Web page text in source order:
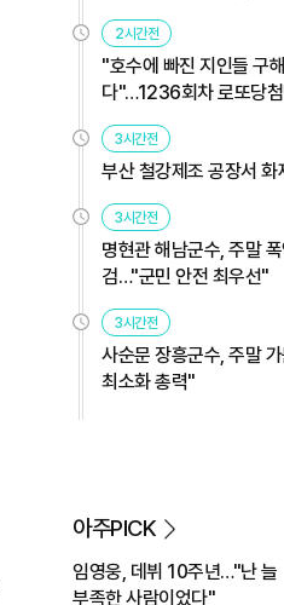
外
2시간전
"호수에 빠진 지인들 구
다"…1236회차 로또당
3시간전
부산 철강제조 공장서
3시간전
명현관 해남군수, 주말
검…"군민 안전 최우선"
3시간전
사순문 장흥군수, 주말
최소화 총력"
아주PICK
임영웅, 데뷔 10주년…"난 늘
부족한 사람이었다"